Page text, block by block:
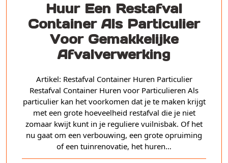
Huur Een Restafval
Container Als Particulier
Voor Gemakkelijke
Afvalverwerking
Artikel: Restafval Container Huren Particulier
Restafval Container Huren voor Particulieren Als
particulier kan het voorkomen dat je te maken krijgt
met een grote hoeveelheid restafval die je niet
zomaar kwijt kunt in je reguliere vuilnisbak. Of het
nu gaat om een verbouwing, een grote opruiming
of een tuinrenovatie, het huren…